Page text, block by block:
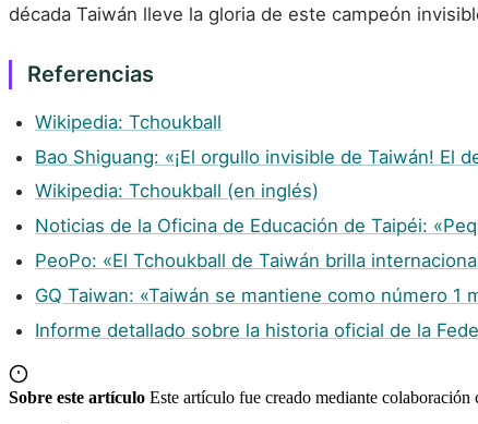
década Taiwán lleve la gloria de este campeón
Referencias
Wikipedia: Tchoukball
Bao Shiguang: «¡El orgullo invisible de Taiwán!
Wikipedia: Tchoukball (en inglés)
Noticias de la Oficina de Educación de Taipéi:
PeoPo: «El Tchoukball de Taiwán brilla
GQ Taiwan: «Taiwán se mantiene como número
Informe detallado sobre la historia oficial de la
Sobre este artículo Este artículo fue creado mediante